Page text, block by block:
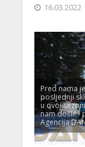
16.03.2022
Pred nama je
posljednji
u ovoj
nam došli! -
Agencija